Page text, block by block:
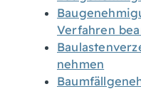
Verfahren
nehmen